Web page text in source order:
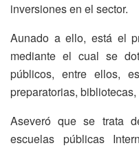
inversiones en el sector.
Aunado a ello, está el
mediante el cual se
públicos, entre ellos,
preparatorias,
Aseveró que se trata
escuelas públicas